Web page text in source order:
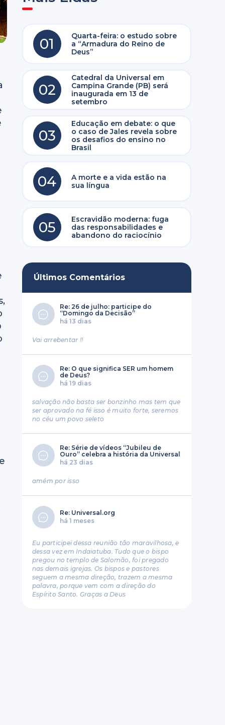
01
Quarta-feira: o estudo sobre
a “Armadura do Reino de
Deus”
02
Catedral da Universal em
Campina Grande (PB) será
inaugurada em 13 de
setembro
03
Educação em debate: o que
o caso de Jales revela sobre
os desafios do ensino no
Brasil
04
A morte e a vida estão na
sua língua
05
Escravidão moderna: fuga
das responsabilidades e
abandono do raciocínio
Últimos Comentários
Re: 26 de julho: participe do
“Domingo da Decisão”
há 13 dias
Vai arrebentar !!
Re: O que significa SER um homem
de Deus?
há 19 dias
salvação não basta ser bonzinho mas tem que
ser aprovado na fé isso é muito forte, seremos
no céu um povo seleto
Re: Série de vídeos “Jubileu de
Ouro” celebra a história da Universal
há 23 dias
amém por isso
Re: Universal.org
há 1 meses
Eu participei dessa reunião tão maravilhosa, e
dessa vez em Indaiatuba. Tudo que o bispo
pregou no templo de Salomão, foi pregado
nas demais igrejas. Os bispos e pastores
seguem a mesma direção, trazem a mesma
palavra, porque vem com a direção do
Espírito Santo. Graças a Deus